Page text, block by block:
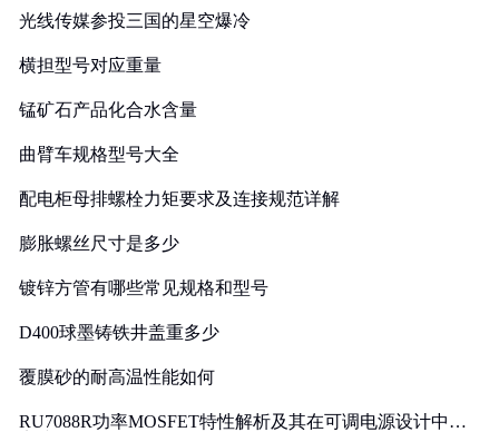
光线传媒参投三国的星空爆冷
横担型号对应重量
锰矿石产品化合水含量
曲臂车规格型号大全
配电柜母排螺栓力矩要求及连接规范详解
膨胀螺丝尺寸是多少
镀锌方管有哪些常见规格和型号
D400球墨铸铁井盖重多少
覆膜砂的耐高温性能如何
RU7088R功率MOSFET特性解析及其在可调电源设计中的